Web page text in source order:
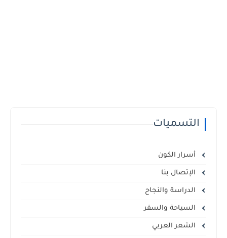
التسميات
أسرار الكون
الإتصال بنا
الدراسة والنجاح
السياحة والسفر
الشعر العربي